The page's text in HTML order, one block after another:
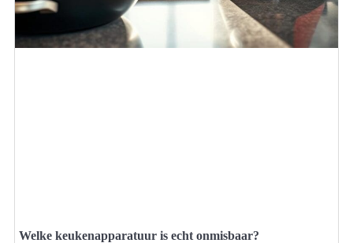
Welke keukenapparatuur is echt onmisbaar?